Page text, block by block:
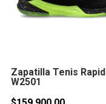
Zapatilla Tenis Rapid
W2501